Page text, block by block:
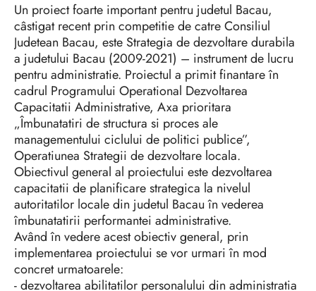
Un proiect foarte important pentru judetul Bacau,
câstigat recent prin competitie de catre Consiliul
Judetean Bacau, este Strategia de dezvoltare durabila
a judetului Bacau (2009-2021) – instrument de lucru
pentru administratie. Proiectul a primit finantare în
cadrul Programului Operational Dezvoltarea
Capacitatii Administrative, Axa prioritara
„Îmbunatatiri de structura si proces ale
managementului ciclului de politici publice”,
Operatiunea Strategii de dezvoltare locala.
Obiectivul general al proiectului este dezvoltarea
capacitatii de planificare strategica la nivelul
autoritatilor locale din judetul Bacau în vederea
îmbunatatirii performantei administrative.
Având în vedere acest obiectiv general, prin
implementarea proiectului se vor urmari în mod
concret urmatoarele:
- dezvoltarea abilitatilor personalului din administratia